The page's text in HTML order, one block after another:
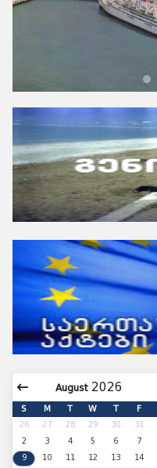
August
S M T W T F
26 27 28 29 30 31
2
3 4 5 6 7
9
10 11 12 13 14